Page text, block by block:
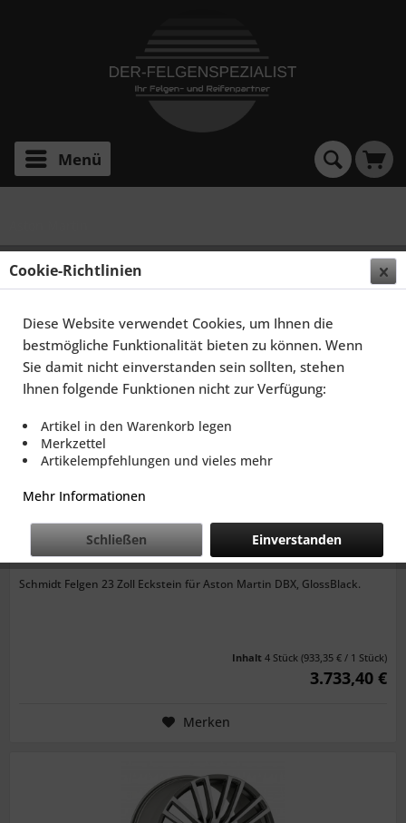
Menü
Filtern
SCHMIDT FELGEN 23 ZOLL ECKSTEIN FÜR ASTON...
Schmidt Felgen 23 Zoll Eckstein für Aston Martin DBX, GlossBlack.
Inhalt 4 Stück (933,35 € / 1 Stück)
3.733,40 €
Merken
Cookie-Richtlinien
Diese Website verwendet Cookies, um Ihnen die
bestmögliche Funktionalität bieten zu können. Wenn
Sie damit nicht einverstanden sein sollten, stehen
Ihnen folgende Funktionen nicht zur Verfügung:
Artikel in den Warenkorb legen
Merkzettel
Artikelempfehlungen und vieles mehr
Mehr Informationen
Einverstanden
Schließen